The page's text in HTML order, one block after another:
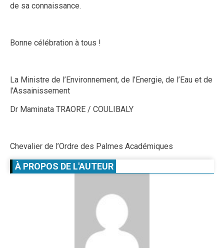
de sa connaissance.
Bonne célébration à tous !
La Ministre de l’Environnement, de l’Energie, de l’Eau et de
l’Assainissement
Dr Maminata TRAORE / COULIBALY
Chevalier de l’Ordre des Palmes Académiques
À PROPOS DE L'AUTEUR